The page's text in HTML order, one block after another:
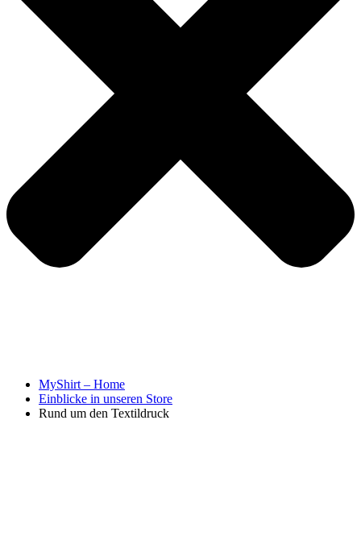
MyShirt – Home
Einblicke in unseren Store
Rund um den Textildruck